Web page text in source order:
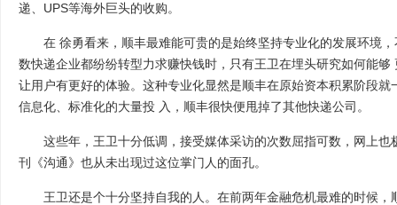
递、UPS等海外巨头的收购。
在 徐勇看来，顺丰最难能可贵的是始终坚持专业化的发展环境，
数快递企业都纷纷转型力求赚快钱时，只有王卫在埋头研究如何能
让用户有更好的体验。这种专业化显然是顺丰在原始资本积累阶段
信息化、标准化的大量投 入，顺丰很快便甩掉了其他快递公司。
这些年，王卫十分低调，接受媒体采访的次数屈指可数，网上也
刊《沟通》也从未出现过这位掌门人的面孔。
王卫还是个十分坚持自我的人。在前两年金融危机最难的时候，